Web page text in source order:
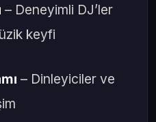
– Deneyimli DJ’ler
keyfi
– Dinleyiciler ve